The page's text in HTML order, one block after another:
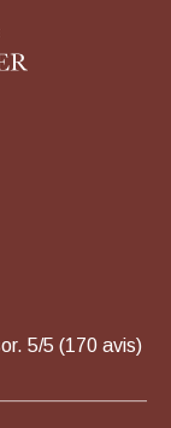
5/5 (170 avis)